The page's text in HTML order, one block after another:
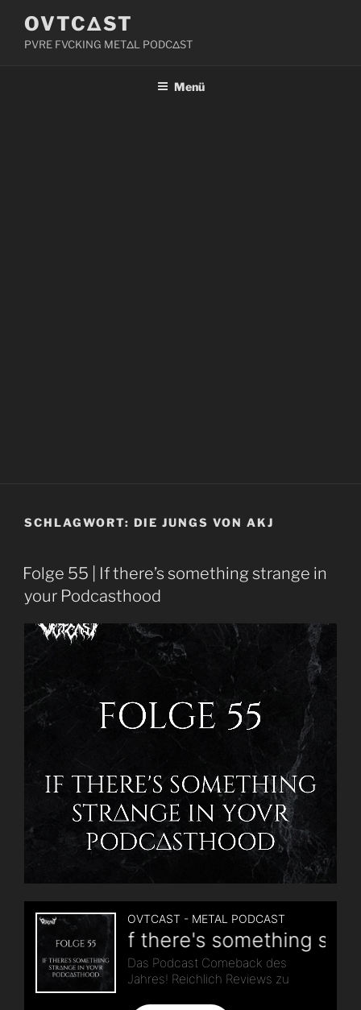
Inhalt
springen
OVTCΔST
PVRE FVCKING METΔL PODCΔST
Menü
SCHLAGWORT: DIE JUNGS VON AKJ
Folge 55 | If there’s something strange in
your Podcasthood